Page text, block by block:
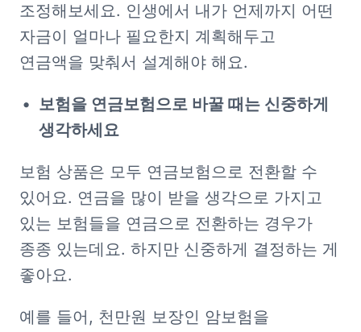
조정해보세요. 인생에서 내가 언제까지 어떤
자금이 얼마나 필요한지 계획해두고
연금액을 맞춰서 설계해야 해요.
보험을 연금보험으로 바꿀 때는 신중하게
생각하세요
보험 상품은 모두 연금보험으로 전환할 수
있어요. 연금을 많이 받을 생각으로 가지고
있는 보험들을 연금으로 전환하는 경우가
종종 있는데요. 하지만 신중하게 결정하는 게
좋아요.
예를 들어, 천만원 보장인 암보험을